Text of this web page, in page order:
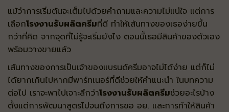
แม้ว่าการเริ่มต้นจะเต็มไปด้วยคำถามและความไม่แน่ใจ แต่การ
เลือกโรงงานรับผลิตครีมที่ดี ทำให้เส้นทางของเธอง่ายขึ้น
กว่าที่คิด จากจุดที่ไม่รู้จะเริ่มยังไง ตอนนี้เธอมีสินค้าของตัวเอง
พร้อมวางขายแล้ว
เส้นทางของการเป็นเจ้าของแบรนด์ครีมอาจไม่ได้ง่าย แต่ก็ไม่
ได้ยากเกินไปหากมีพาร์ทเนอร์ที่ดีช่วยให้คำแนะนำ ในบทความ
ต่อไป เราจะพาไปเจาะลึกว่าโรงงานรับผลิตครีมช่วยอะไรบ้าง
ตั้งแต่การพัฒนาสูตรไปจนถึงการขอ อย. และการทำให้สินค้า